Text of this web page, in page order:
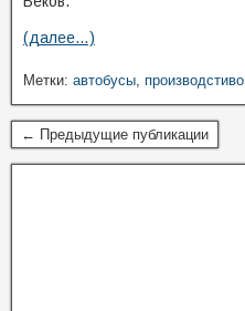
(далее…)
Метки: автобусы, производстиво
← Предыдущие публикации